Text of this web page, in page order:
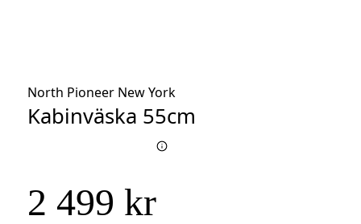
North Pioneer New York
Kabinväska 55cm
2 499 kr